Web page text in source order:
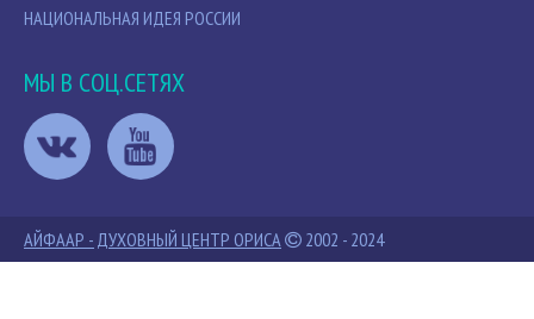
НАЦИОНАЛЬНАЯ ИДЕЯ РОССИИ
МЫ В СОЦ.СЕТЯХ
АЙФААР - ДУХОВНЫЙ ЦЕНТР ОРИСА 2002 - 2024